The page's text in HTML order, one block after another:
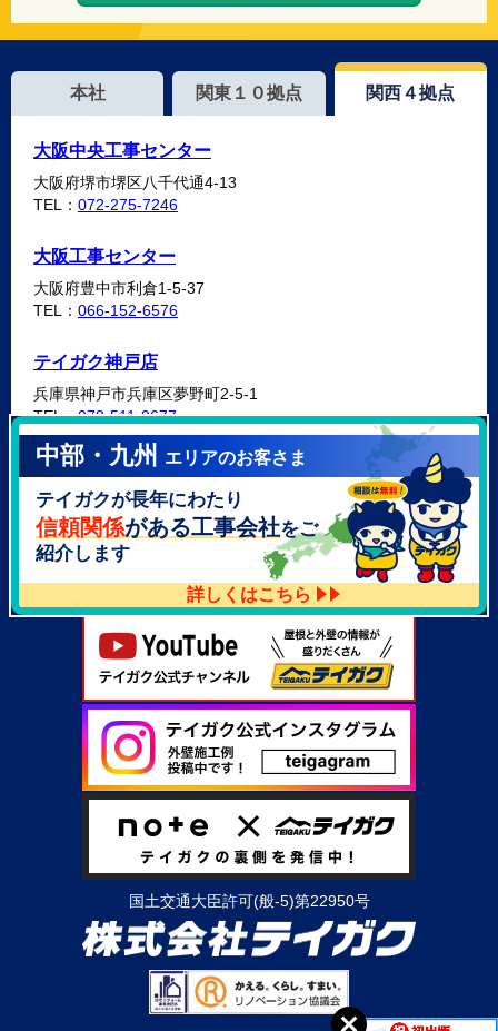
本社 関東１０拠点 関西４拠点
大阪中央工事センター
大阪府堺市堺区八千代通4-13
TEL： 072-275-7246
大阪工事センター
大阪府豊中市利倉1-5-37
TEL： 066-152-6576
テイガク神戸店
兵庫県神戸市兵庫区夢野町2-5-1
TEL：078-511-9677
テイガク泉北・泉南店
大阪府泉北郡忠岡町高月南3-14
TEL：072-521-2637
中部・九州 エリアのお客さま
テイガクが長年にわたり
信頼関係がある工事会社をご
紹介します
詳しくはこちら
国土交通大臣許可(般-5)第22950号